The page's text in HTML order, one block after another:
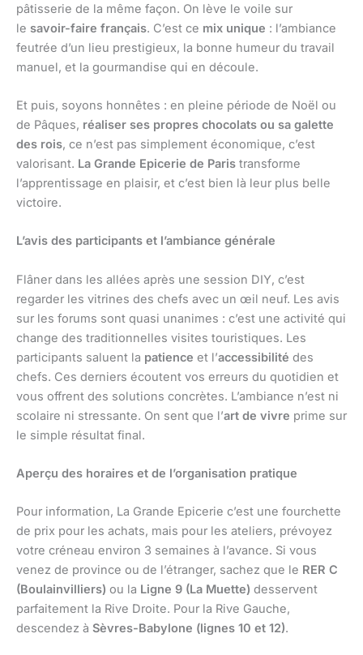
pâtisserie de la même façon. On lève le voile sur
le savoir-faire français. C’est ce mix unique : l’ambiance
feutrée d’un lieu prestigieux, la bonne humeur du travail
manuel, et la gourmandise qui en découle.
Et puis, soyons honnêtes : en pleine période de Noël ou
de Pâques, réaliser ses propres chocolats ou sa galette
des rois, ce n’est pas simplement économique, c’est
valorisant. La Grande Epicerie de Paris transforme
l’apprentissage en plaisir, et c’est bien là leur plus belle
victoire.
L’avis des participants et l’ambiance générale
Flâner dans les allées après une session DIY, c’est
regarder les vitrines des chefs avec un œil neuf. Les avis
sur les forums sont quasi unanimes : c’est une activité qui
change des traditionnelles visites touristiques. Les
participants saluent la patience et l’accessibilité des
chefs. Ces derniers écoutent vos erreurs du quotidien et
vous offrent des solutions concrètes. L’ambiance n’est ni
scolaire ni stressante. On sent que l’art de vivre prime sur
le simple résultat final.
Aperçu des horaires et de l’organisation pratique
Pour information, La Grande Epicerie c’est une fourchette
de prix pour les achats, mais pour les ateliers, prévoyez
votre créneau environ 3 semaines à l’avance. Si vous
venez de province ou de l’étranger, sachez que le RER C
(Boulainvilliers) ou la Ligne 9 (La Muette) desservent
parfaitement la Rive Droite. Pour la Rive Gauche,
descendez à Sèvres-Babylone (lignes 10 et 12).